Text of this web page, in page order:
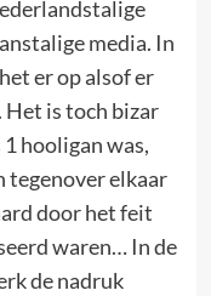
media. In
er op alsof er
Het is toch bizar
hooligan was,
elkaar
door het feit
waren… In de
de nadruk